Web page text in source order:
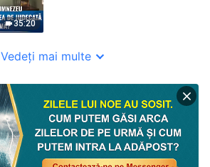
35:20
Vedeți mai multe